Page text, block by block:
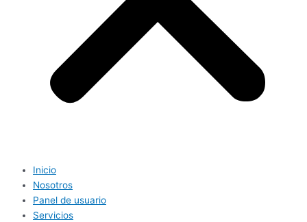
Inicio
Nosotros
Panel de usuario
Servicios